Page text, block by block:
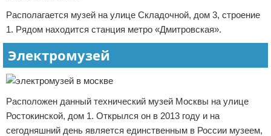
Располагается музей на улице Складочной, дом 3, строение
1. Рядом находится станция метро «Дмитровская».
Электромузей
Расположен данный технический музей Москвы на улице
Ростокинской, дом 1. Открылся он в 2013 году и на
сегодняшний день является единственным в России музеем,